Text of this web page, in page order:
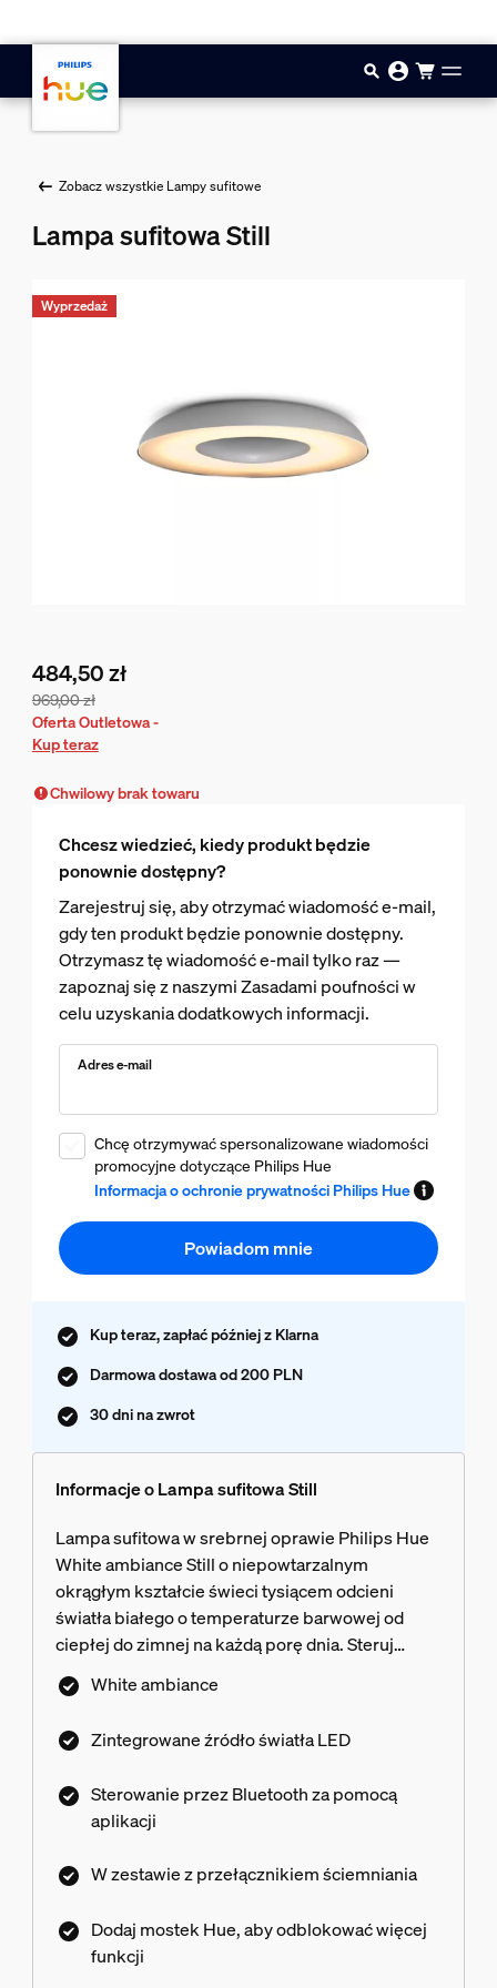
Zobacz wszystkie Lampy sufitowe
Lampa sufitowa Still
Obecna cena to 484,50 zł, cena pierwotna to 969,00 zł
969,00 zł
484,50 zł
Oferta Outletowa -
Kup teraz
Wyprzedaż
Chwilowy brak towaru
Chcesz wiedzieć, kiedy produkt będzie
ponownie dostępny?
Zarejestruj się, aby otrzymać wiadomość e-mail,
gdy ten produkt będzie ponownie dostępny.
Otrzymasz tę wiadomość e-mail tylko raz —
zapoznaj się z naszymi Zasadami poufności w
celu uzyskania dodatkowych informacji.
Adres e-mail
Chcę otrzymywać spersonalizowane wiadomości
promocyjne dotyczące Philips Hue
Informacja o ochronie prywatności Philips Hue
Powiadom mnie
Kup teraz, zapłać później z Klarna
Darmowa dostawa od 200 PLN
30 dni na zwrot
Informacje o Lampa sufitowa Still
Lampa sufitowa w srebrnej oprawie Philips Hue
White ambiance Still o niepowtarzalnym
okrągłym kształcie świeci tysiącem odcieni
światła białego o temperaturze barwowej od
ciepłej do zimnej na każdą porę dnia. Steruj
oświetleniem natychmiastowo za pomocą łącza
Bluetooth lub dołączonego regulatora
mostek Hue Bridge, aby uzyskać dostęp do
oświetlenia.
White ambiance
Zintegrowane źródło światła LED
Sterowanie przez Bluetooth za pomocą
aplikacji
W zestawie z przełącznikiem ściemniania
Dodaj mostek Hue, aby odblokować więcej
funkcji